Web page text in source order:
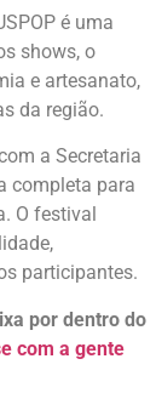
é uma
shows, o
e artesanato,
da região.
a Secretaria
completa para
O festival
participantes.
por dentro do
com a gente